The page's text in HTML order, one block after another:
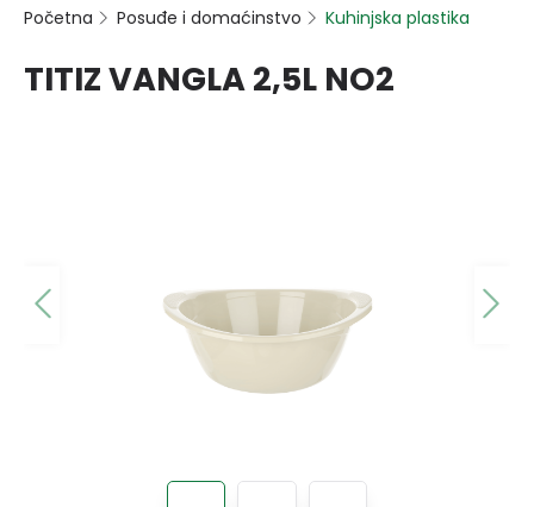
Početna Posuđe i domaćinstvo Kuhinjska plastika
TITIZ VANGLA 2,5L NO2